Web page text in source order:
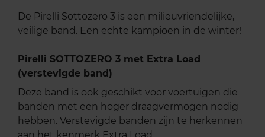
De Pirelli Sottozero 3 is een milieuvriendelijke,
veilige band. Een echte kampioen in de winter!
Pirelli SOTTOZERO 3 met Extra Load
(verstevigde band)
Deze band is ook geschikt voor voertuigen die
banden met een hoger draagvermogen nodig
hebben. Verstevigde banden zijn te herkennen